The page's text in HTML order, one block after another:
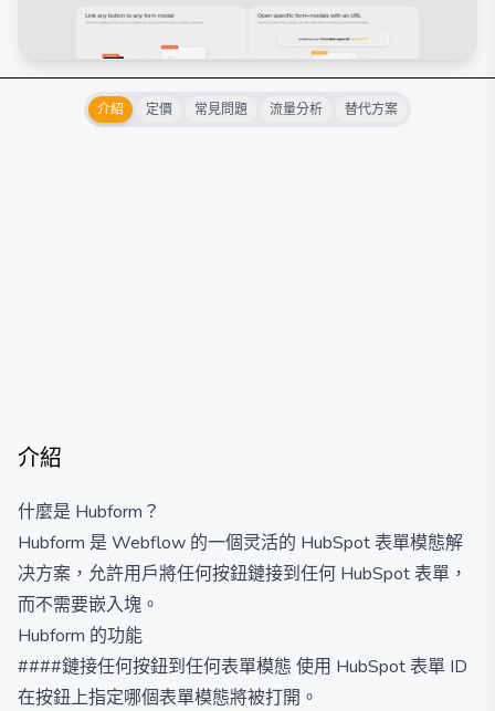
介紹 定價 常見問題 流量分析 替代方案
介紹
什麼是 Hubform？
Hubform 是 Webflow 的一個灵活的 HubSpot 表單模態解
决方案，允許用戶將任何按鈕鏈接到任何 HubSpot 表單，
而不需要嵌入塊。
Hubform 的功能
####鏈接任何按鈕到任何表單模態 使用 HubSpot 表單 ID
在按鈕上指定哪個表單模態將被打開。